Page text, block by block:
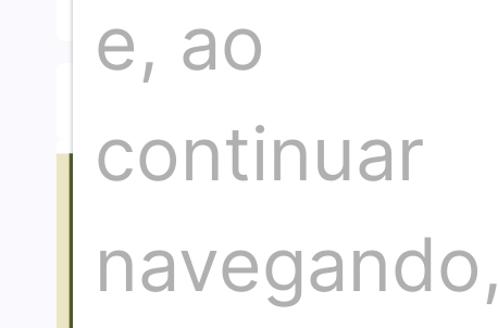
Compartilhar artigo
e, ao
continuar
navegando,